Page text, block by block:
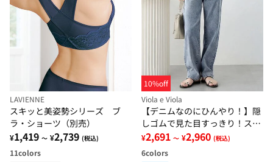
LAVIENNE
スキッと美姿勢シリーズ ブ
ラ・ショーツ（別売）
¥1,419 ～ ¥2,739 (税込)
11colors
10%off
Viola e Viola
【デニムなのにひんやり！】隠
しゴムで見た目すっきり！スト
レッチ楽ちんデニム
¥2,691 ～ ¥2,960 (税込)
6colors